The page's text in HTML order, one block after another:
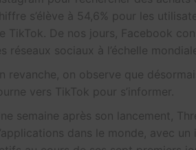
s’élève à 54,6% pour les
TikTok. De nos jours, Facebook
réseaux sociaux à l’échelle
revanche, on observe que
vers TikTok pour s’informer.
semaine après son lancement,
dans le monde, avec